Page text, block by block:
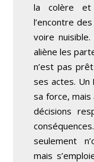
la colère et
l’encontre
voire
aliène les
n’est pas
ses actes. Un
sa force,
décisions
seulement
mais